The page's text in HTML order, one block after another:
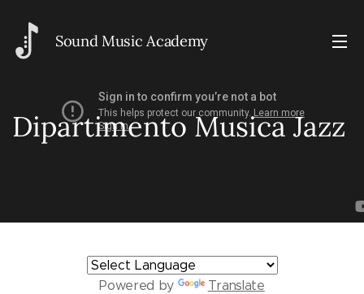
Sound Music Academy
Dipartimento Musica Jazz
Powered by Translate